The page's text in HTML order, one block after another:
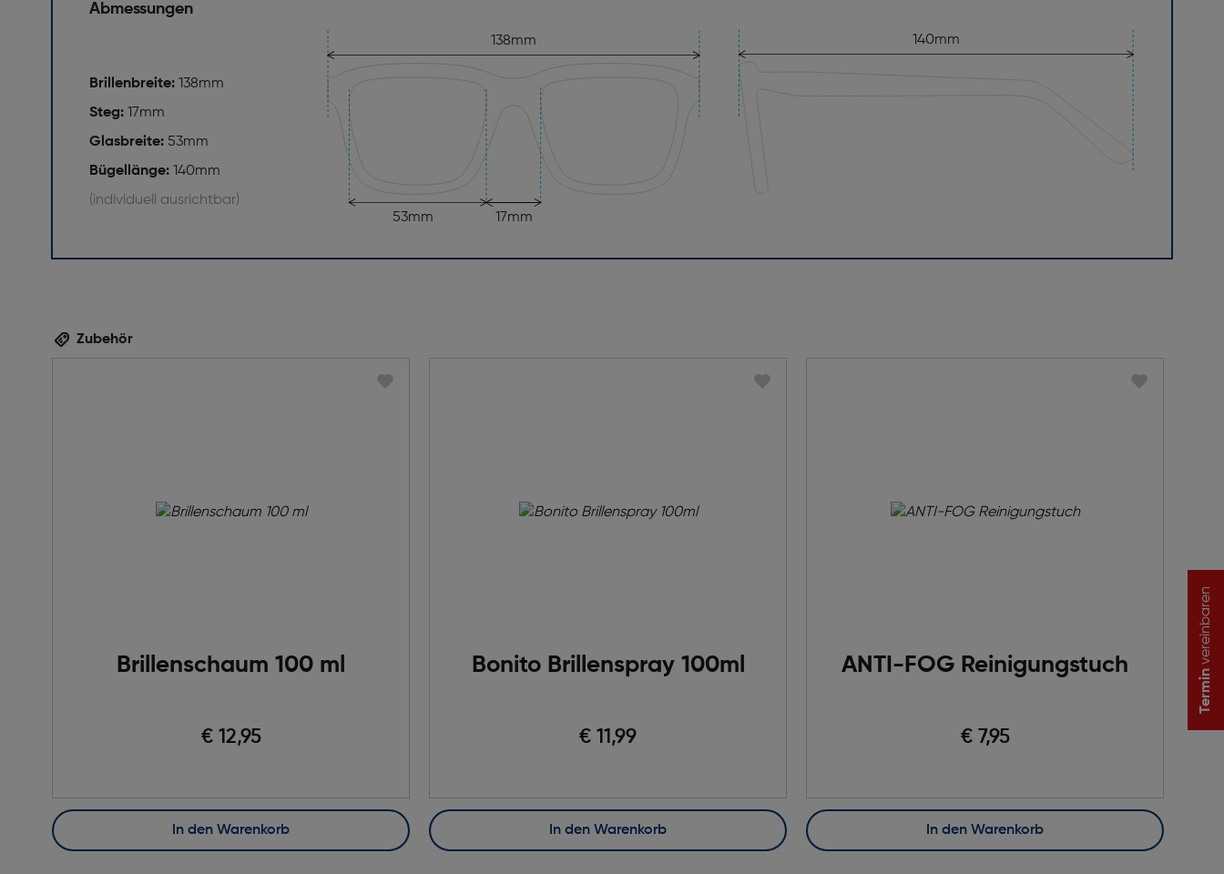
Abmessungen
Brillenbreite: 138mm
Steg: 17mm
Glasbreite: 53mm
Bügellänge: 140mm
(individuell ausrichtbar)
138mm
17mm
53mm
140mm
Zubehör
Brillenschaum 100 ml
€ 12,95
In den Warenkorb
Bonito Brillenspray 100ml
€ 11,99
In den Warenkorb
ANTI-FOG Reinigungstuch
€ 7,95
In den Warenkorb
Termin
vereinbaren